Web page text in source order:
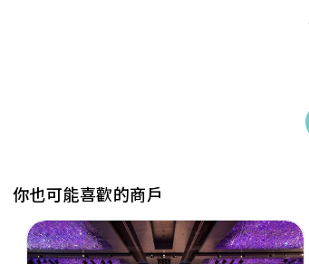
你也可能喜歡的商戶